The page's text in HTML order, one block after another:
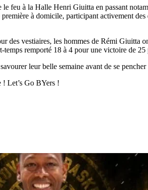
le feu à la Halle Henri Giuitta en passant
à domicile, participant activement
des vestiaires, les hommes de Rémi Giuitta
temps remporté 18 à 4 pour une victoire de
leur belle semaine avant de se
! Let’s Go BYers !